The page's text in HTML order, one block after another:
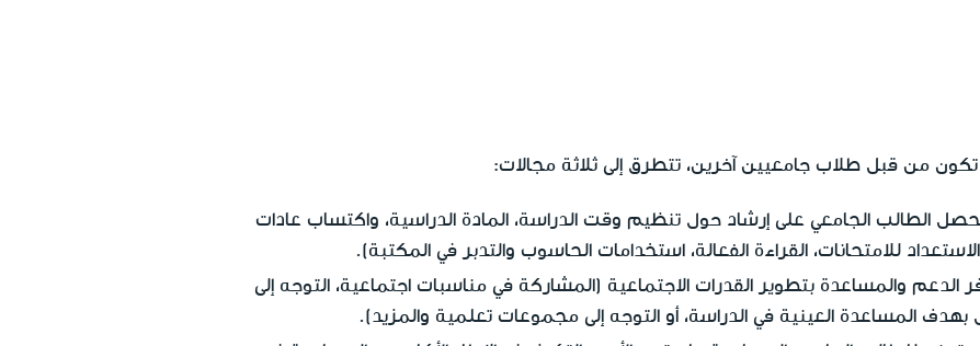
تكون من قبل طلاب جامعيين آخرين، تتطرق إلى ثلاثة مجالات:
الطالب الجامعي على إرشاد حول تنظيم وقت الدراسة، المادة الدراسية، واكتساب عادات
للامتحانات، القراءة الفعالة، استخدامات الحاسوب والتدبر في المكتبة).
الدعم والمساعدة بتطوير القدرات الاجتماعية (المشاركة في مناسبات اجتماعية، التوجه إلى
المساعدة العينية في الدراسة، أو التوجه إلى مجموعات تعلمية والمزيد).